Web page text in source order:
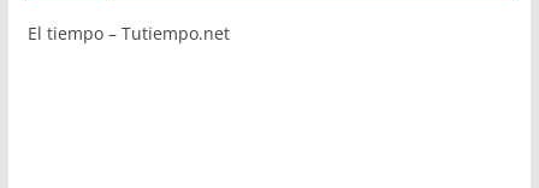
El tiempo – Tutiempo.net